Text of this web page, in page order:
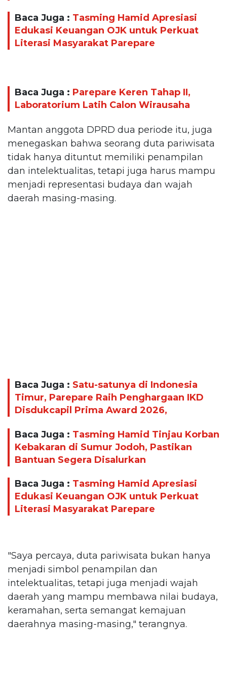
Baca Juga : Tasming Hamid Apresiasi
Edukasi Keuangan OJK untuk Perkuat
Literasi Masyarakat Parepare
Baca Juga : Parepare Keren Tahap II,
Laboratorium Latih Calon Wirausaha
Mantan anggota DPRD dua periode itu, juga
menegaskan bahwa seorang duta pariwisata
tidak hanya dituntut memiliki penampilan
dan intelektualitas, tetapi juga harus mampu
menjadi representasi budaya dan wajah
daerah masing-masing.
Baca Juga : Satu-satunya di Indonesia
Timur, Parepare Raih Penghargaan IKD
Disdukcapil Prima Award 2026,
Baca Juga : Tasming Hamid Tinjau Korban
Kebakaran di Sumur Jodoh, Pastikan
Bantuan Segera Disalurkan
Baca Juga : Tasming Hamid Apresiasi
Edukasi Keuangan OJK untuk Perkuat
Literasi Masyarakat Parepare
"Saya percaya, duta pariwisata bukan hanya
menjadi simbol penampilan dan
intelektualitas, tetapi juga menjadi wajah
daerah yang mampu membawa nilai budaya,
keramahan, serta semangat kemajuan
daerahnya masing-masing," terangnya.